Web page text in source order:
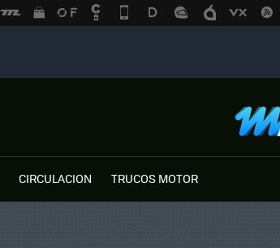
CIRCULACION TRUCOS MOTOR